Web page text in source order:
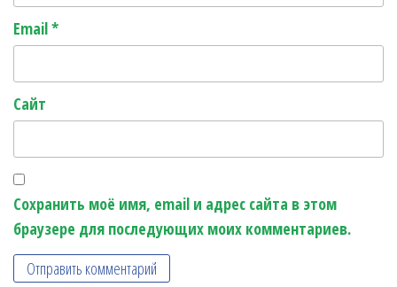
Email*
Сайт
Сохранить моё имя, email и адрес сайта в этом
браузере для последующих моих комментариев.